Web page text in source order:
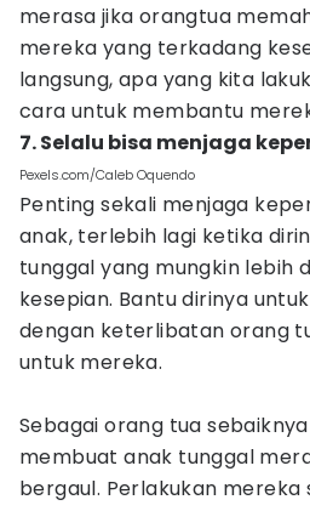
merasa jika orangtua
mereka yang terkadang
langsung, apa yang kita
cara untuk membantu
7. Selalu bisa menjaga
Pexels.com/Caleb Oquendo
Penting sekali menjaga
anak, terlebih lagi ketika
tunggal yang mungkin lebih
kesepian. Bantu dirinya
dengan keterlibatan orang
untuk mereka.
Sebagai orang tua
membuat anak tunggal
bergaul. Perlakukan mereka